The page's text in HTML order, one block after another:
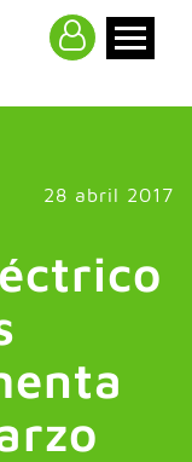
28 abril 2017